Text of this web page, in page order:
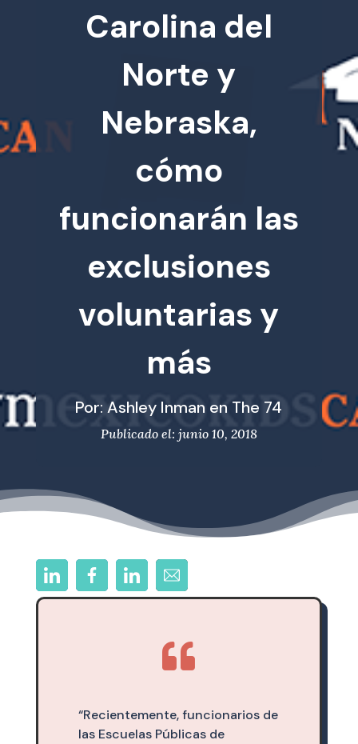
Carolina del
Norte y
Nebraska,
cómo
funcionarán las
exclusiones
voluntarias y
más
Por: Ashley Inman en The 74
Publicado el: junio 10, 2018

“Recientemente, funcionarios de
las Escuelas Públicas de